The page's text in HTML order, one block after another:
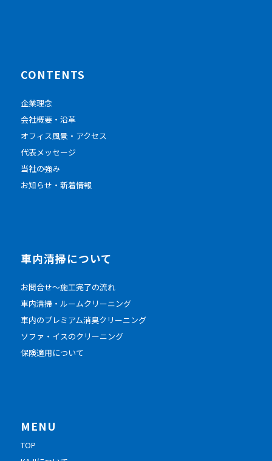
CONTENTS
企業理念
会社概要・沿革
オフィス風景・アクセス
代表メッセージ
当社の強み
お知らせ・新着情報
車内清掃について
お問合せ～施工完了の流れ
車内清掃・ルームクリーニング
車内のプレミアム消臭クリーニング
ソファ・イスのクリーニング
保険適用について
MENU
TOP